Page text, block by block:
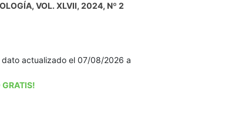
VOL. XLVII, 2024, Nº 2
actualizado el 07/08/2026 a
GRATIS!